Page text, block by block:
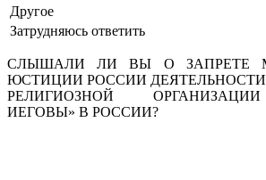
Другое
Затрудняюсь ответить
СЛЫШАЛИ ЛИ ВЫ О ЗАПРЕТЕ
ЮСТИЦИИ РОССИИ ДЕЯТЕЛЬНОСТИ
РЕЛИГИОЗНОЙ
ИЕГОВЫ» В РОССИИ?